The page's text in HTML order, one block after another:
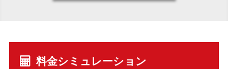
料金シミュレーション